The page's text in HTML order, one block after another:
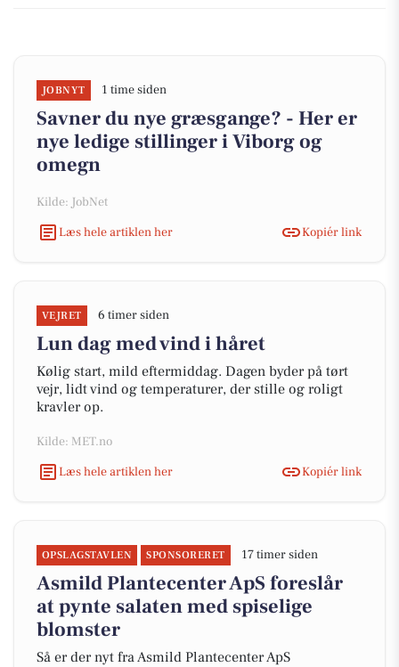
JOBNYT 1 time siden
Savner du nye græsgange? - Her er
nye ledige stillinger i Viborg og
omegn
Kilde: JobNet
Læs hele artiklen her
Kopiér link
VEJRET 6 timer siden
Lun dag med vind i håret
Kølig start, mild eftermiddag. Dagen byder på tørt
vejr, lidt vind og temperaturer, der stille og roligt
kravler op.
Kilde: MET.no
Læs hele artiklen her
Kopiér link
OPSLAGSTAVLEN SPONSORERET 17 timer siden
Asmild Plantecenter ApS foreslår
at pynte salaten med spiselige
blomster
Så er der nyt fra Asmild Plantecenter ApS